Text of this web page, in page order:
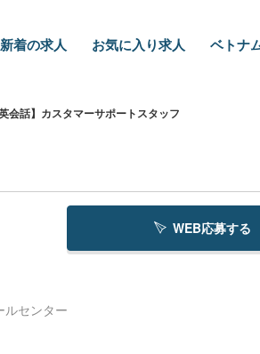
新着の求人 お気に入り求人 ベトナ
英会話】カスタマーサポートスタッフ
WEB応募する
ルセンター